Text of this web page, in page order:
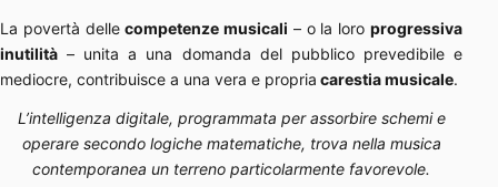
La povertà dellecompetenze musicali – o la loroprogressiva
inutilità – unita a una domanda del pubblico prevedibile e
mediocre, contribuisce a una vera e propria carestia musicale.
L’intelligenza digitale, programmata per assorbire schemi e
operare secondo logiche matematiche, trova nella musica
contemporanea un terreno particolarmente favorevole.